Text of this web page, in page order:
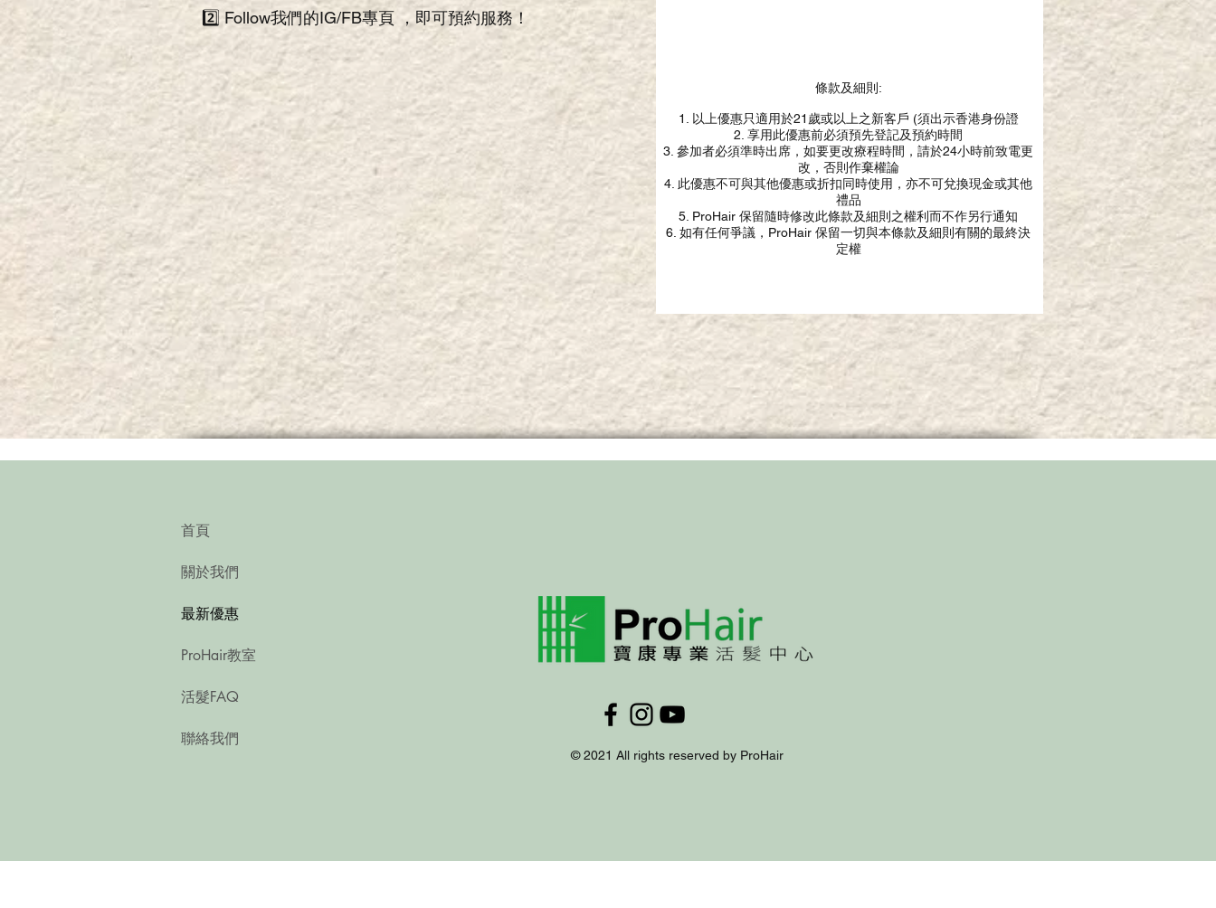
2️⃣ Follow我們的IG/FB專頁 ，即可預約服務！
條款及細則:
1. 以上優惠只適用於21歲或以上之新客戶 (須出示香港身份證
2. 享用此優惠前必須預先登記及預約時間
3. 參加者必須準時出席，如要更改療程時間，請於24小時前致電更
改，否則作棄權論
4. 此優惠不可與其他優惠或折扣同時使用，亦不可兌換現金或其他
禮品
5. ProHair 保留隨時修改此條款及細則之權利而不作另行通知
6. 如有任何爭議，ProHair 保留一切與本條款及細則有關的最終決
定權
© 2021 All rights reserved by ProHair
首頁
關於我們
最新優惠
ProHair教室
活髮FAQ
聯絡我們